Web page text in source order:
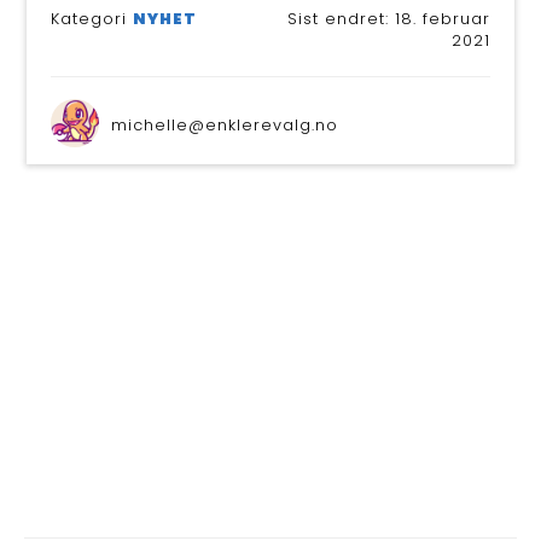
BLI
Kategori NYHET Sist endret: 18. februar
2021
michelle@enklerevalg.no